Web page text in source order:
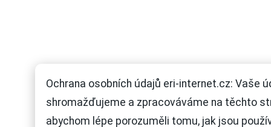
Ochrana osobních údajů eri-internet.cz: Vaše
shromažďujeme a zpracováváme na těchto
abychom lépe porozuměli tomu, jak jsou